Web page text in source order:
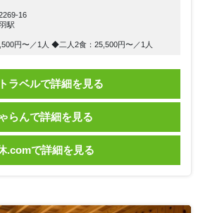
16
駅
円〜／1人 ◆二人2食：25,500円〜／1人
ラベルで詳細を見る
らんで詳細を見る
.comで詳細を見る